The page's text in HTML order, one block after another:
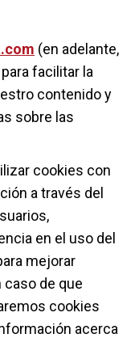
(en adelante,
facilitar la
contenido y
sobre las
cookies con
a través del
en el uso del
mejorar
caso de que
cookies
acerca